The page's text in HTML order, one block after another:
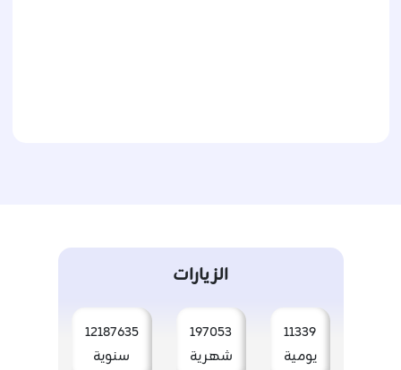
الزيارات
11339
يومية
197053
شهرية
12187635
سنوية